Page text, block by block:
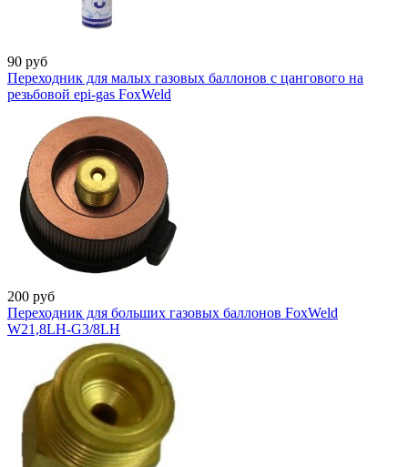
90 руб
Переходник для малых газовых баллонов с цангового на
резьбовой epi-gas FoxWeld
200 руб
Переходник для больших газовых баллонов FoxWeld
W21,8LH-G3/8LH